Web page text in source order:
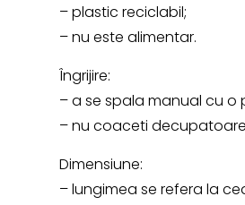
– plastic reciclabil;
– nu este alimentar.
Îngrijire:
– a se spala manual cu o
– nu coaceti
Dimensiune:
– lungimea se refera la